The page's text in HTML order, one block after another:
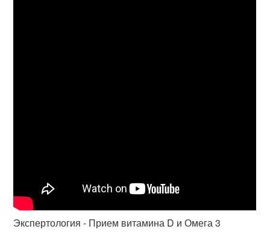
Экспертология - Прием витамина D и Омега 3